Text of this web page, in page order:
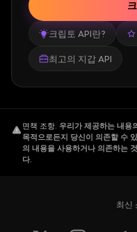
크립토 API란?
최고의 지갑 API
면책 조항. 우리가 제공하는 내용
목적으로든지 당신이 의존할 수
의 내용을 사용하거나 의존하는
다.
최신